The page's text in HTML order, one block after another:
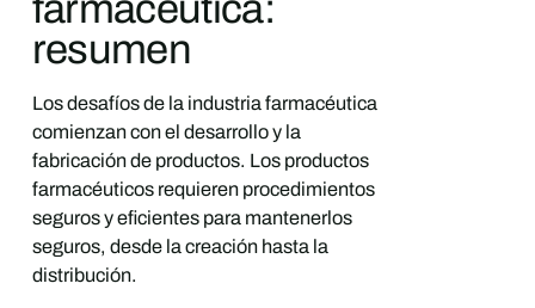
resumen
Los desafíos de la industria farmacéutica
comienzan con el desarrollo y la
fabricación de productos. Los productos
farmacéuticos requieren procedimientos
seguros y eficientes para mantenerlos
seguros, desde la creación hasta la
distribución.